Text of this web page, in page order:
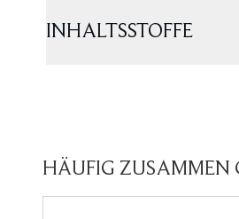
INHALTSSTOFFE
HÄUFIG ZUSAMMEN